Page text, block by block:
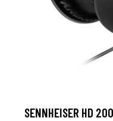
SENNHEISER HD